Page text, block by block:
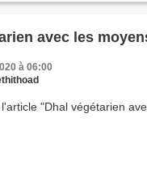
avec les
à 06:00